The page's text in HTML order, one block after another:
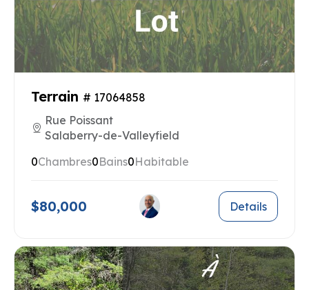
Terrain # 17064858
Rue Poissant
Salaberry-de-Valleyfield
0Chambres0Bains0Habitable
$80,000 Details